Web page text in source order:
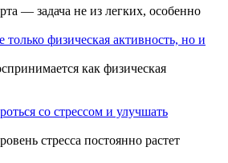
— задача не из легких, особенно
физическая активность, но и
как физическая
со стрессом и улучшать
стресса постоянно растет